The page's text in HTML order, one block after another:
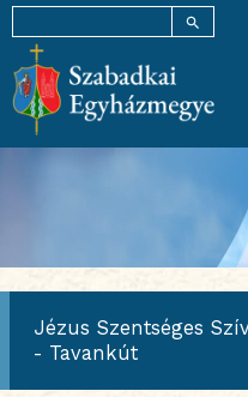
Skip
to
content
Search
for:
SEARCH BUTTON
Jézus Szentséges
- Tavankút